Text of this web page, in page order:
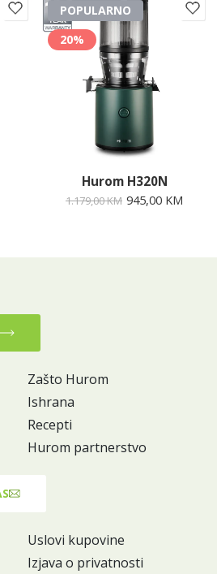
POPULARNO
20%
Hurom H320N
1.179,00KM 945,00 KM
Zašto Hurom
Ishrana
Recepti
Hurom partnerstvo
Uslovi kupovine
Izjava o privatnosti